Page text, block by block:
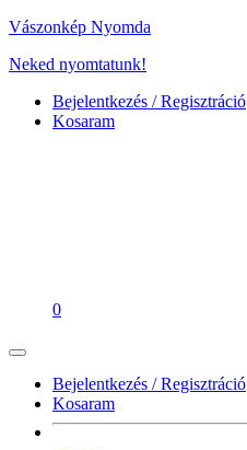
Vászonkép Nyomda
Neked nyomtatunk!
Bejelentkezés / Regisztráció
Kosaram
0
Bejelentkezés / Regisztráció
Kosaram